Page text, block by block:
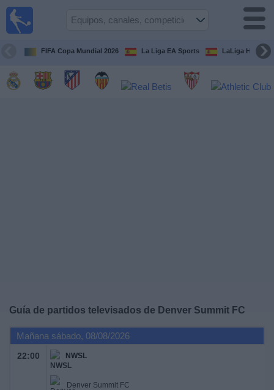
FIFA Copa Mundial 2026 La Liga EA Sports LaLiga
Guía de partidos televisados de Denver Summit FC
Mañana sábado, 08/08/2026
22:00 NWSL
Denver Summit FC
Guía de
Televisados
Noticias